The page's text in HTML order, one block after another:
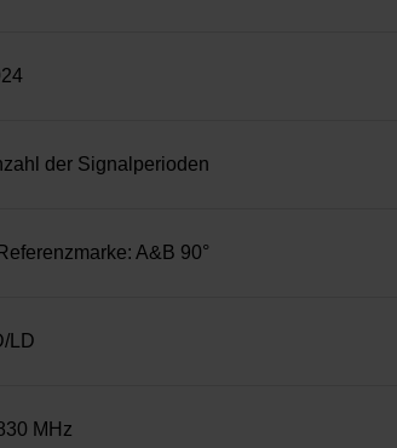
der Signalperioden
A&B 90°
LD
MHz